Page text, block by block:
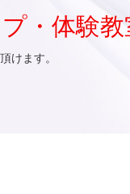
・体験教
けます。